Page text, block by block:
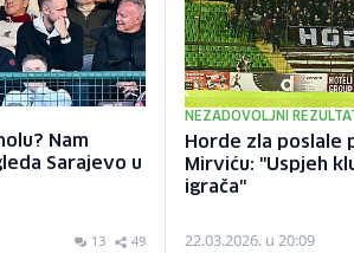
Nam
Sarajevo u
13 49
NEZADOVOLJNI
Horde zla poslale
Mirviću: "Uspjeh
igrača"
22.03.2026. u 20:09